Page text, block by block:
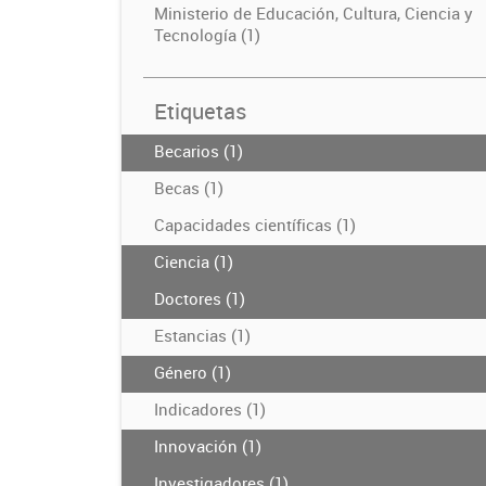
Ministerio de Educación, Cultura, Ciencia y
Tecnología (1)
Etiquetas
Becarios (1)
Becas (1)
Capacidades científicas (1)
Ciencia (1)
Doctores (1)
Estancias (1)
Género (1)
Indicadores (1)
Innovación (1)